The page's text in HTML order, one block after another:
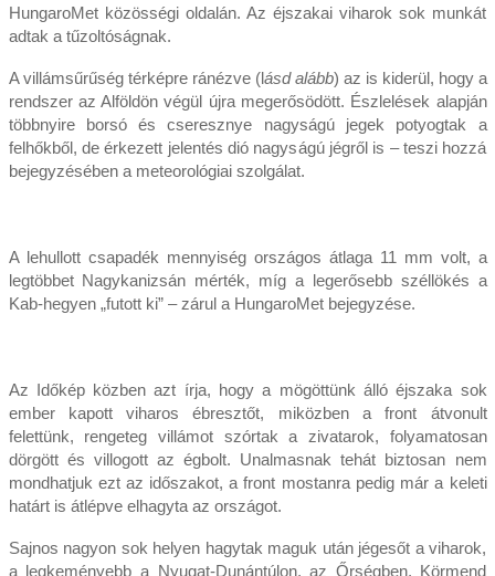
HungaroMet közösségi oldalán. Az éjszakai viharok sok munkát
adtak a tűzoltóságnak.
A villámsűrűség térképre ránézve (lásd alább) az is kiderül, hogy a
rendszer az Alföldön végül újra megerősödött. Észlelések alapján
többnyire borsó és cseresznye nagyságú jegek potyogtak a
felhőkből, de érkezett jelentés dió nagyságú jégről is – teszi hozzá
bejegyzésében a meteorológiai szolgálat.
A lehullott csapadék mennyiség országos átlaga 11 mm volt, a
legtöbbet Nagykanizsán mérték, míg a legerősebb széllökés a
Kab-hegyen „futott ki” – zárul a HungaroMet bejegyzése.
Az Időkép közben azt írja, hogy a mögöttünk álló éjszaka sok
ember kapott viharos ébresztőt, miközben a front átvonult
felettünk, rengeteg villámot szórtak a zivatarok, folyamatosan
dörgött és villogott az égbolt. Unalmasnak tehát biztosan nem
mondhatjuk ezt az időszakot, a front mostanra pedig már a keleti
határt is átlépve elhagyta az országot.
Sajnos nagyon sok helyen hagytak maguk után jégesőt a viharok,
a legkeményebb a Nyugat-Dunántúlon, az Őrségben, Körmend